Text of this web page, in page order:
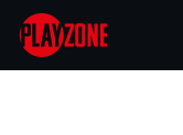
Přejít
hlavnímu